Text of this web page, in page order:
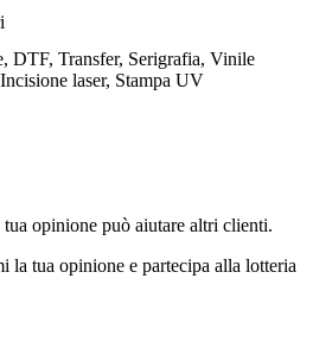
DTF, Transfer, Serigrafia, Vinile
laser, Stampa UV
opinione può aiutare altri clienti.
la tua opinione e partecipa alla lotteria